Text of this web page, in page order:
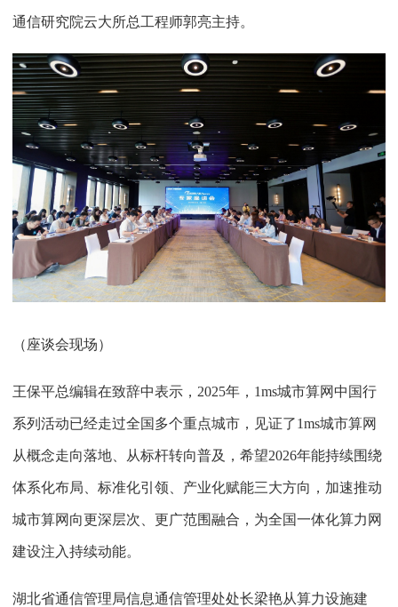
通信研究院云大所总工程师郭亮主持。
（座谈会现场）
王保平总编辑在致辞中表示，2025年，1ms城市算网中国行
系列活动已经走过全国多个重点城市，见证了1ms城市算网
从概念走向落地、从标杆转向普及，希望2026年能持续围绕
体系化布局、标准化引领、产业化赋能三大方向，加速推动
城市算网向更深层次、更广范围融合，为全国一体化算力网
建设注入持续动能。
湖北省通信管理局信息通信管理处处长梁艳从算力设施建